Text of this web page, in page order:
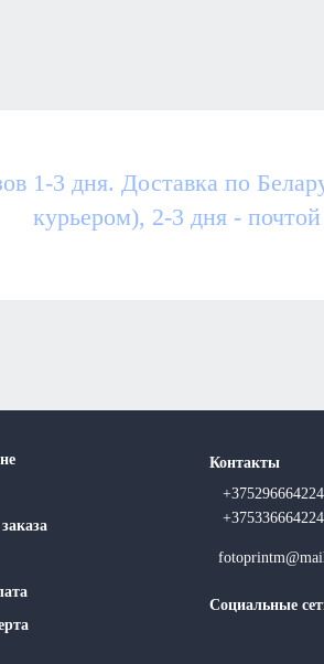
1-3 дня. Доставка по
курьером), 2-3 дня - почтой
Контакты
+375296664224
+375336664224
Социальные